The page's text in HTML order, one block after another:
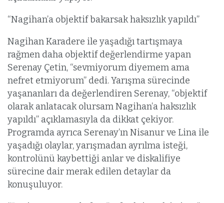
“Nagihan’a objektif bakarsak haksızlık yapıldı”
Nagihan Karadere ile yaşadığı tartışmaya
rağmen daha objektif değerlendirme yapan
Serenay Çetin, “sevmiyorum diyemem ama
nefret etmiyorum” dedi. Yarışma sürecinde
yaşananları da değerlendiren Serenay, “objektif
olarak anlatacak olursam Nagihan’a haksızlık
yapıldı” açıklamasıyla da dikkat çekiyor.
Programda ayrıca Serenay’ın Nisanur ve Lina ile
yaşadığı olaylar, yarışmadan ayrılma isteği,
kontrolünü kaybettiği anlar ve diskalifiye
sürecine dair merak edilen detaylar da
konuşuluyor.